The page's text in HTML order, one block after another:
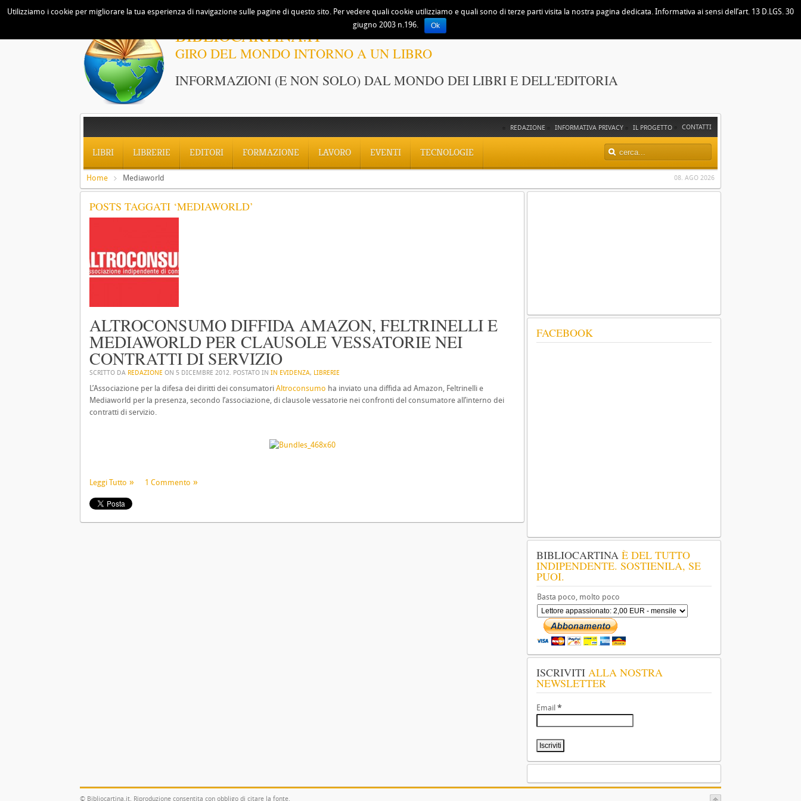
BIBLIOCARTINA.IT
GIRO DEL MONDO INTORNO A UN LIBRO
INFORMAZIONI (E NON SOLO) DAL MONDO DEI LIBRI E DELL'EDITORIA
CONTATTI
IL PROGETTO
INFORMATIVA PRIVACY
REDAZIONE
LIBRI LIBRERIE EDITORI FORMAZIONE LAVORO EVENTI TECNOLOGIE
08. AGO 2026
Home Mediaworld
POSTS TAGGATI ‘MEDIAWORLD’
ALTROCONSUMO DIFFIDA AMAZON, FELTRINELLI E
MEDIAWORLD PER CLAUSOLE VESSATORIE NEI
CONTRATTI DI SERVIZIO
SCRITTO DA REDAZIONE ON 5 DICEMBRE 2012. POSTATO IN IN EVIDENZA, LIBRERIE
L’Associazione per la difesa dei diritti dei consumatori Altroconsumo ha inviato una diffida ad Amazon, Feltrinelli e
Mediaworld per la presenza, secondo l’associazione, di clausole vessatorie nei confronti del consumatore all’interno dei
contratti di servizio.
Leggi Tutto 1 Commento
FACEBOOK
BIBLIOCARTINA È DEL TUTTO
INDIPENDENTE. SOSTIENILA, SE
PUOI.
Basta poco, molto poco
ISCRIVITI ALLA NOSTRA
NEWSLETTER
Email *
© Bibliocartina.it. Riproduzione consentita con obbligo di citare la fonte.
Utilizziamo i cookie per migliorare la tua esperienza di navigazione sulle pagine di questo sito. Per vedere quali cookie utilizziamo e quali sono di terze parti visita la nostra pagina dedicata. Informativa ai sensi dell’art. 13 D.LGS. 30
giugno 2003 n.196.
Ok